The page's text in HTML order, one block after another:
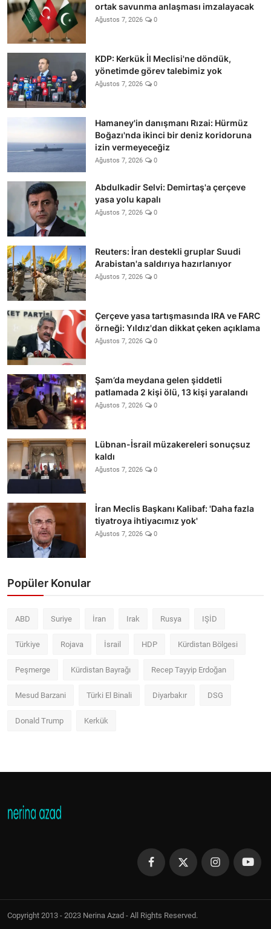
ortak savunma anlaşması imzalayacak
Ağustos 7, 2026 0
KDP: Kerkük İl Meclisi'ne döndük,
yönetimde görev talebimiz yok
Ağustos 7, 2026 0
Hamaney'in danışmanı Rızai: Hürmüz
Boğazı'nda ikinci bir deniz koridoruna
izin vermeyeceğiz
Ağustos 7, 2026 0
Abdulkadir Selvi: Demirtaş'a çerçeve
yasa yolu kapalı
Ağustos 7, 2026 0
Reuters: İran destekli gruplar Suudi
Arabistan'a saldırıya hazırlanıyor
Ağustos 7, 2026 0
Çerçeve yasa tartışmasında IRA ve FARC
örneği: Yıldız'dan dikkat çeken açıklama
Ağustos 7, 2026 0
Şam’da meydana gelen şiddetli
patlamada 2 kişi ölü, 13 kişi yaralandı
Ağustos 7, 2026 0
Lübnan-İsrail müzakereleri sonuçsuz
kaldı
Ağustos 7, 2026 0
İran Meclis Başkanı Kalibaf: 'Daha fazla
tiyatroya ihtiyacımız yok'
Ağustos 7, 2026 0
Popüler Konular
ABD Suriye İran Irak Rusya IŞİD
Türkiye Rojava İsrail HDP Kürdistan Bölgesi
Peşmerge Kürdistan Bayrağı Recep Tayyip Erdoğan
Mesud Barzani Türki El Binali Diyarbakır DSG
Donald Trump Kerkük
Copyright 2013 - 2023 Nerina Azad - All Rights Reserved.